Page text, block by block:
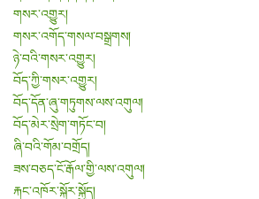
གསར་འགྱུར།
གསར་འགོད་གསལ་བསྒྲགས།
ཉེ་བའི་གསར་འགྱུར།
བོད་ཀྱི་གསར་འགྱུར།
བོད་དོན་ཞུ་གཏུགས་ལས་འགུལ།
བོད་མེར་སྲེག་གཏོང་བ།
ཞི་བའི་གོམ་བགྲོད།
ཟས་བཅད་ངོ་རྒོལ་གྱི་ལས་འགུལ།
རྐང་འཁོར་སྐོར་སྐྱོད།